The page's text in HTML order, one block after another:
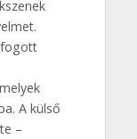
A külső
–